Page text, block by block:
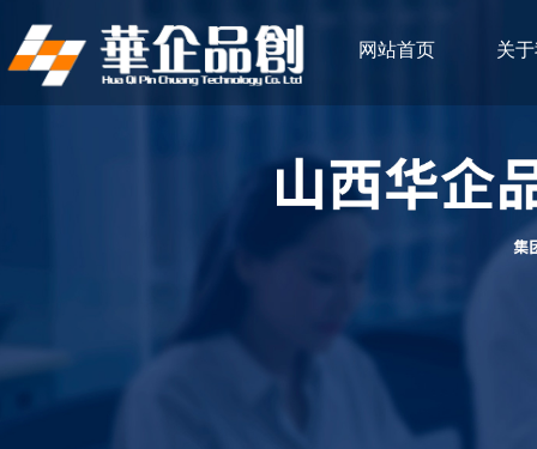
网站首页 关